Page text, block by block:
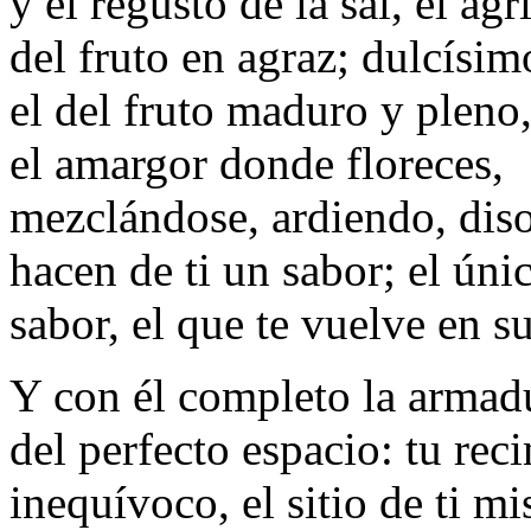
del fruto en agraz;
el del fruto maduro y pleno,
el amargor donde floreces,
mezclándose, ardiendo,
hacen de ti un sabor; el
sabor, el que te vuelve en
Y con él completo la
del perfecto espacio: tu
inequívoco, el sitio de ti